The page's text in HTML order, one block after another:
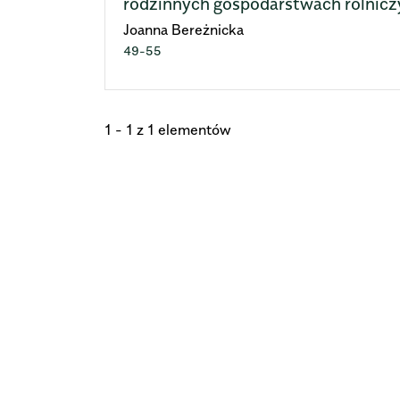
Joanna Bereżnicka
49-55
1 - 1 z 1 elementów